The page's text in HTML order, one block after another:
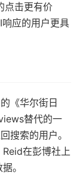
点击更有价
应的用户更具
《华尔街日
替代的一
搜索的用户。
在彭博社上
。